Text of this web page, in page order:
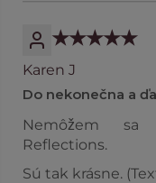
Karen J
Do nekonečna a
Nemôžem sa
Reflections.
Sú tak krásne.